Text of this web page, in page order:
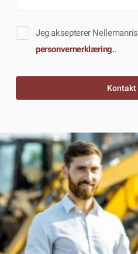
Jeg aksepterer Nellemann's
personvernerklæring..